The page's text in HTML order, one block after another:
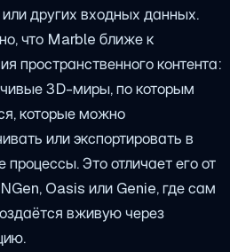
других входных данных.
что Marble ближе к
пространственного контента:
3D-миры, по которым
которые можно
или экспортировать в
Это отличает его от
Oasis или Genie, где сам
вживую через